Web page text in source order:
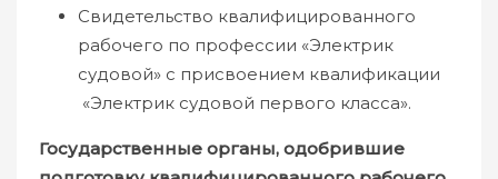
Свидетельство квалифицированного
рабочего по профессии «Электрик
судовой» с присвоением квалификации
«Электрик судовой первого класса».
Государственные органы, одобрившие